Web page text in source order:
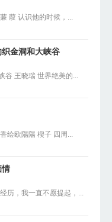
葭 认识他的时候，...
金洞和大峡谷
谷 王晓瑞 世界绝美的...
绘欧陽陽 楔子 四周...
情
历，我一直不愿提起，...